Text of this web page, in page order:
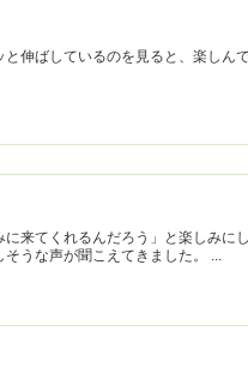
伸ばしているのを見ると、楽しん
来てくれるんだろう」と楽しみに